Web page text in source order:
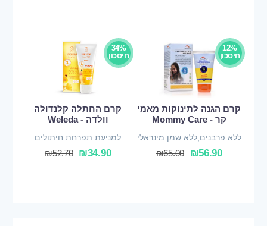
12%
חיסכון
קרם הגנה לתינוקות מאמי
קר - Mommy Care
ללא פרבנים,ללא שמן מינראלי
₪56.90
₪65.00
34%
חיסכון
קרם החתלה קלנדולה
וולדה - Weleda
למניעת תפרחת חיתולים
₪34.90
₪52.70